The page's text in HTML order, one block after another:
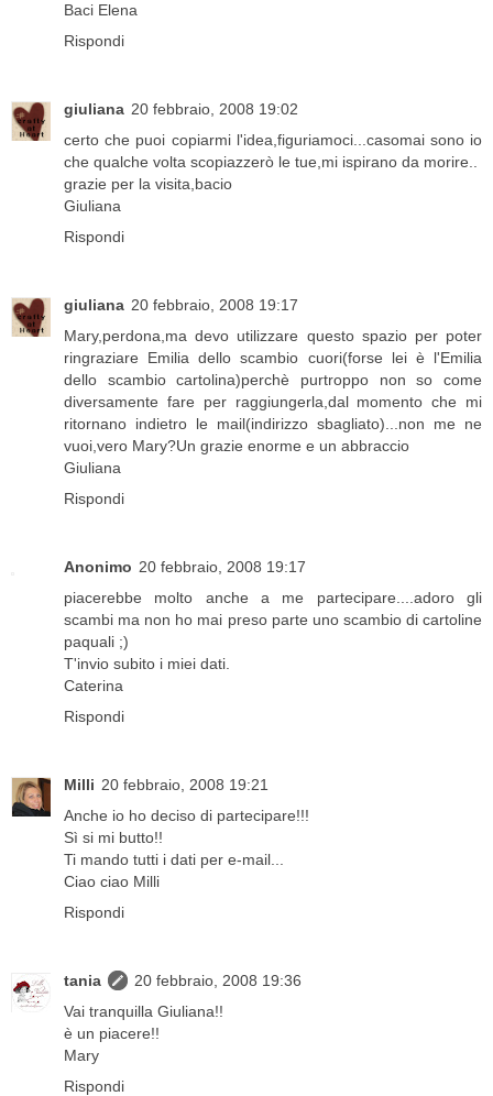
Baci Elena
Rispondi
giuliana 20 febbraio, 2008 19:02
certo che puoi copiarmi l'idea,figuriamoci...casomai sono io
che qualche volta scopiazzerò le tue,mi ispirano da morire..
grazie per la visita,bacio
Giuliana
Rispondi
giuliana 20 febbraio, 2008 19:17
Mary,perdona,ma devo utilizzare questo spazio per poter
ringraziare Emilia dello scambio cuori(forse lei è l'Emilia
dello scambio cartolina)perchè purtroppo non so come
diversamente fare per raggiungerla,dal momento che mi
ritornano indietro le mail(indirizzo sbagliato)...non me ne
vuoi,vero Mary?Un grazie enorme e un abbraccio
Giuliana
Rispondi
Anonimo 20 febbraio, 2008 19:17
piacerebbe molto anche a me partecipare....adoro gli
scambi ma non ho mai preso parte uno scambio di cartoline
paquali ;)
T'invio subito i miei dati.
Caterina
Rispondi
Milli 20 febbraio, 2008 19:21
Anche io ho deciso di partecipare!!!
Sì si mi butto!!
Ti mando tutti i dati per e-mail...
Ciao ciao Milli
Rispondi
tania
20 febbraio, 2008 19:36
Vai tranquilla Giuliana!!
è un piacere!!
Mary
Rispondi